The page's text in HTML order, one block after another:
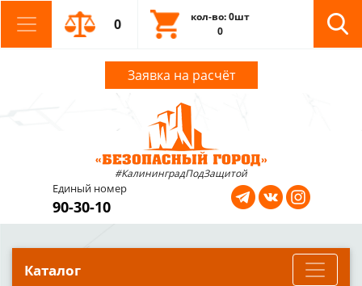
0
кол-во: 0шт
0
Заявка на расчёт
#КалининградПодЗащитой
Единый номер
90-30-10
Каталог